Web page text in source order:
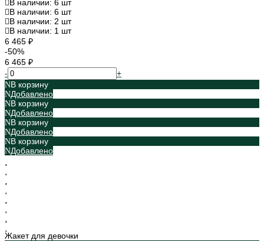
В наличии: 6 шт
В наличии: 6 шт
В наличии: 2 шт
В наличии: 1 шт
6 465 ₽
-50%
6 465 ₽
-
+
В корзину
Добавлено
В корзину
Добавлено
В корзину
Добавлено
В корзину
Добавлено
Жакет для девочки